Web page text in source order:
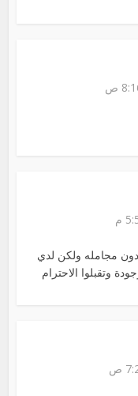
مجامله ولكن لدي
وتقبلوا الاحترام